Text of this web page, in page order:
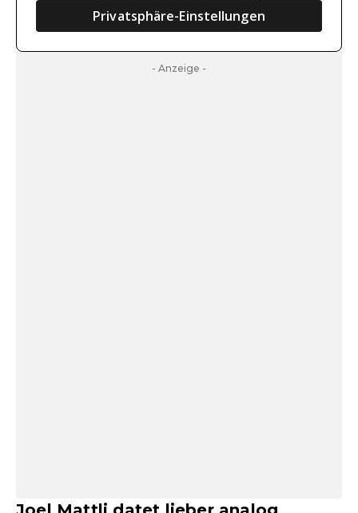
Privatsphäre-Einstellungen
- Anzeige -